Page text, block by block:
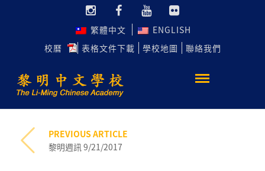
繁體中文
ENGLISH
校曆
表格文件下載 學校地圖 聯絡我們
PREVIOUS ARTICLE
黎明週訊 9/21/2017